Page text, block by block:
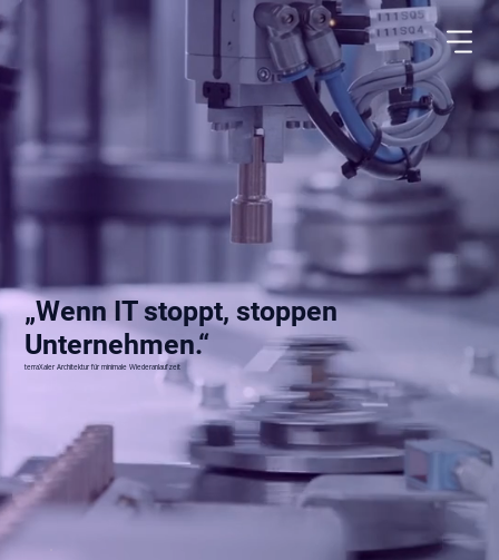
„Wenn IT stoppt, stoppen
Unternehmen.“
terraXaler Architektur für minimale Wiederanlaufzeit